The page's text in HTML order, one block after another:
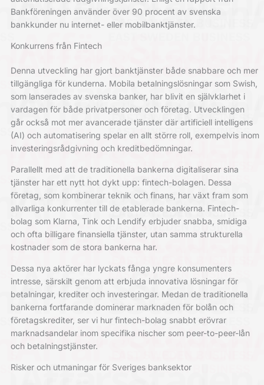
Bankföreningen använder över 90 procent av svenska
bankkunder nu internet- eller mobilbanktjänster.
Konkurrens från Fintech
Denna utveckling har gjort banktjänster både snabbare och mer
tillgängliga för kunderna. Mobila betalningslösningar som Swish,
som lanserades av svenska banker, har blivit en självklarhet i
vardagen för både privatpersoner och företag. Utvecklingen
går också mot mer avancerade tjänster där artificiell intelligens
(AI) och automatisering spelar en allt större roll, exempelvis inom
investeringsrådgivning och kreditbedömningar.
Parallellt med att de traditionella bankerna digitaliserar sina
tjänster har ett nytt hot dykt upp: fintech-bolagen. Dessa
företag, som kombinerar teknik och finans, har växt fram som
allvarliga konkurrenter till de etablerade bankerna. Fintech-
bolag som Klarna, Tink och Lendify erbjuder snabba, smidiga
och ofta billigare finansiella tjänster, utan samma strukturella
kostnader som de stora bankerna har.
Dessa nya aktörer har lyckats fånga yngre konsumenters
intresse, särskilt genom att erbjuda innovativa lösningar för
betalningar, krediter och investeringar. Medan de traditionella
bankerna fortfarande dominerar marknaden för bolån och
företagskrediter, ser vi hur fintech-bolag snabbt erövrar
marknadsandelar inom specifika nischer som peer-to-peer-lån
och betalningstjänster.
Risker och utmaningar för Sveriges banksektor